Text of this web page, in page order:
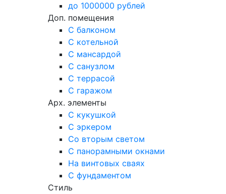
до 1000000 рублей
Доп. помещения
С балконом
С котельной
С мансардой
С санузлом
С террасой
С гаражом
Арх. элементы
С кукушкой
С эркером
Со вторым светом
С панорамными окнами
На винтовых сваях
С фундаментом
Стиль